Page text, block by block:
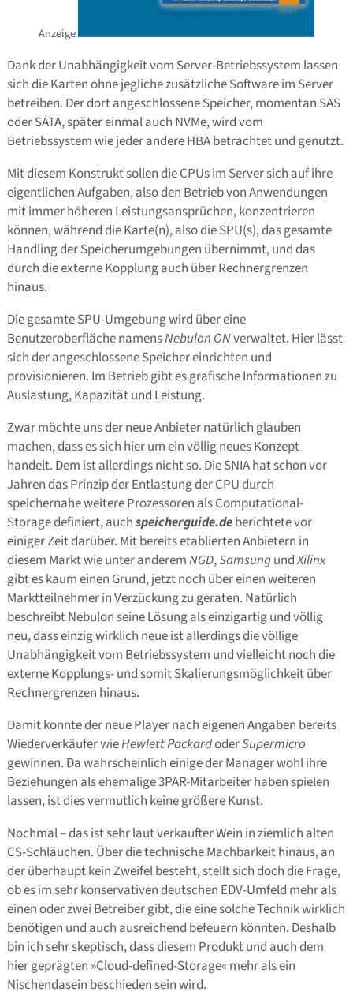
Anzeige
Dank der Unabhängigkeit vom Server-Betriebssystem lassen
sich die Karten ohne jegliche zusätzliche Software im Server
betreiben. Der dort angeschlossene Speicher, momentan SAS
oder SATA, später einmal auch NVMe, wird vom
Betriebssystem wie jeder andere HBA betrachtet und genutzt.
Mit diesem Konstrukt sollen die CPUs im Server sich auf ihre
eigentlichen Aufgaben, also den Betrieb von Anwendungen
mit immer höheren Leistungsansprüchen, konzentrieren
können, während die Karte(n), also die SPU(s), das gesamte
Handling der Speicherumgebungen übernimmt, und das
durch die externe Kopplung auch über Rechnergrenzen
hinaus.
Die gesamte SPU-Umgebung wird über eine
Benutzeroberfläche namensNebulon ONverwaltet. Hier lässt
sich der angeschlossene Speicher einrichten und
provisionieren. Im Betrieb gibt es grafische Informationen zu
Auslastung, Kapazität und Leistung.
Zwar möchte uns der neue Anbieter natürlich glauben
machen, dass es sich hier um ein völlig neues Konzept
handelt. Dem ist allerdings nicht so. Die SNIA hat schon vor
Jahren das Prinzip der Entlastung der CPU durch
speichernahe weitere Prozessoren als Computational-
Storage definiert, auchspeicherguide.deberichtete vor
einiger Zeit darüber. Mit bereits etablierten Anbietern in
diesem Markt wie unter anderemNGD,SamsungundXilinx
gibt es kaum einen Grund, jetzt noch über einen weiteren
Marktteilnehmer in Verzückung zu geraten. Natürlich
beschreibt Nebulon seine Lösung als einzigartig und völlig
neu, dass einzig wirklich neue ist allerdings die völlige
Unabhängigkeit vom Betriebssystem und vielleicht noch die
externe Kopplungs- und somit Skalierungsmöglichkeit über
Rechnergrenzen hinaus.
Damit konnte der neue Player nach eigenen Angaben bereits
Wiederverkäufer wieHewlett PackardoderSupermicro
gewinnen. Da wahrscheinlich einige der Manager wohl ihre
Beziehungen als ehemalige 3PAR-Mitarbeiter haben spielen
lassen, ist dies vermutlich keine größere Kunst.
Nochmal – das ist sehr laut verkaufter Wein in ziemlich alten
CS-Schläuchen. Über die technische Machbarkeit hinaus, an
der überhaupt kein Zweifel besteht, stellt sich doch die Frage,
ob es im sehr konservativen deutschen EDV-Umfeld mehr als
einen oder zwei Betreiber gibt, die eine solche Technik wirklich
benötigen und auch ausreichend befeuern könnten. Deshalb
bin ich sehr skeptisch, dass diesem Produkt und auch dem
hier geprägten »Cloud-defined-Storage« mehr als ein
Nischendasein beschieden sein wird.